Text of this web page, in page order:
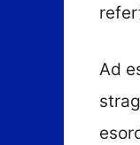
Ad